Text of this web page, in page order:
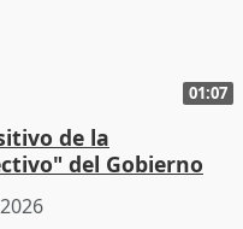
01:07
de la
del Gobierno